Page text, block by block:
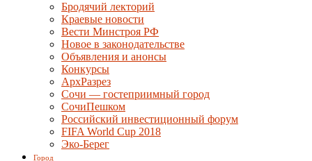
Бродячий лекторий
Краевые новости
Вести Минстроя РФ
Новое в законодательстве
Объявления и анонсы
Конкурсы
АрхРазрез
Сочи — гостеприимный город
СочиПешком
Российский инвестиционный форум
FIFA World Cup 2018
Эко-Берег
Город